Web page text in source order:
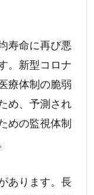
寿命に再び悪
。新型コロナ
療体制の脆弱
め、予測され
めの監視体制
あります。長